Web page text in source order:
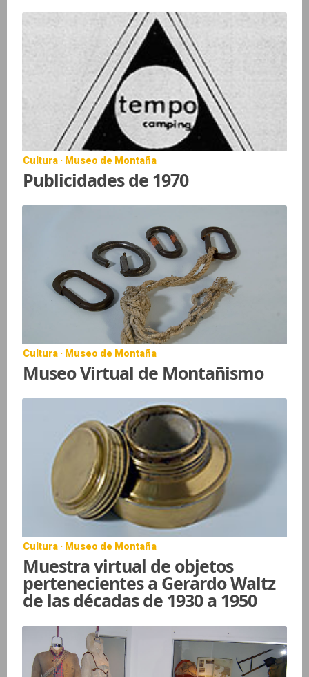
Cultura · Museo de Montaña
Publicidades de 1970
Cultura · Museo de Montaña
Museo Virtual de Montañismo
Cultura · Museo de Montaña
Muestra virtual de objetos
pertenecientes a Gerardo Waltz
de las décadas de 1930 a 1950